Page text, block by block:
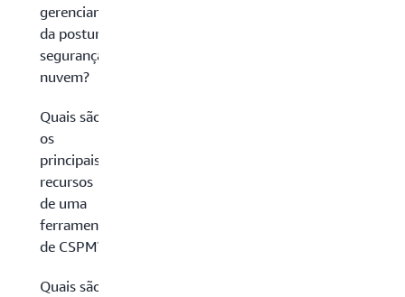
gerenciamento
da postura de
segurança na
nuvem?
Quais são
os
principais
recursos
de uma
ferramenta
de CSPM?
Quais são